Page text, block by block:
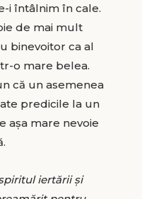
i întâlnim în cale.
de mai mult
binevoitor ca al
o mare belea.
că un asemenea
predicile la un
așa mare nevoie
iertării și